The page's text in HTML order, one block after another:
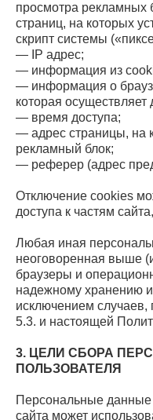
просмотра рекламных
страниц, на которых
скрипт системы
— IP адрес;
— информация из
— информация о
которая осуществляет
— время доступа;
— адрес страницы, на
рекламный блок;
— реферер (адрес
Отключение cookies
доступа к частям
Любая иная
неоговоренная выше
браузеры и
надежному хранению
исключением случаев,
5.3. и настоящей
3. ЦЕЛИ СБОРА
ПОЛЬЗОВАТЕЛЯ
Персональные
сайта может